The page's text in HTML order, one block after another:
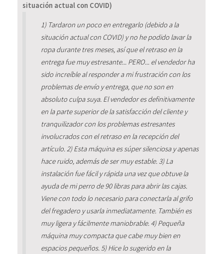
situación actual con COVID)
1) Tardaron un poco en entregarlo (debido a la
situación actual con COVID) y no he podido lavar la
ropa durante tres meses, así que el retraso en la
entrega fue muy estresante... PERO... el vendedor ha
sido increíble al responder a mi frustración con los
problemas de envío y entrega, que no son en
absoluto culpa suya. El vendedor es definitivamente
en la parte superior de la satisfacción del cliente y
tranquilizador con los problemas estresantes
involucrados con el retraso en la recepción del
artículo. 2) Esta máquina es súper silenciosa y apenas
hace ruido, además de ser muy estable. 3) La
instalación fue fácil y rápida una vez que obtuve la
ayuda de mi perro de 90 libras para abrir las cajas.
Viene con todo lo necesario para conectarla al grifo
del fregadero y usarla inmediatamente. También es
muy ligera y fácilmente maniobrable. 4) Pequeña
máquina muy compacta que cabe muy bien en
espacios pequeños. 5) Hice lo sugerido en la